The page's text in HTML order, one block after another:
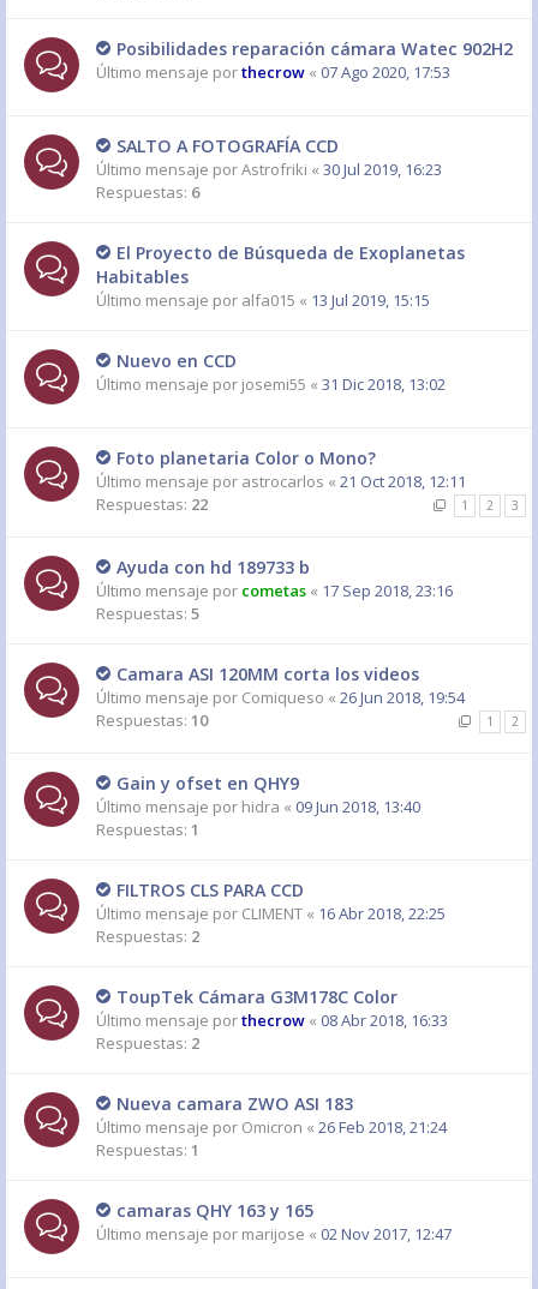
Posibilidades reparación cámara Watec 902H2
Último mensaje porthecrow « 07 Ago 2020, 17:53
SALTO A FOTOGRAFÍA CCD
Último mensaje porAstrofriki « 30 Jul 2019, 16:23
Respuestas: 6
El Proyecto de Búsqueda de Exoplanetas
Habitables
Último mensaje por alfa015 « 13 Jul 2019, 15:15
Nuevo en CCD
Último mensaje por josemi55 « 31 Dic 2018, 13:02
Foto planetaria Color o Mono?
Último mensaje por astrocarlos « 21 Oct 2018, 12:11
Respuestas: 22 1 2 3
Ayuda con hd 189733 b
Último mensaje por cometas « 17 Sep 2018, 23:16
Respuestas: 5
Camara ASI 120MM corta los videos
Último mensaje por Comiqueso « 26 Jun 2018, 19:54
Respuestas: 10 1 2
Gain y ofset en QHY9
Último mensaje por hidra « 09 Jun 2018, 13:40
Respuestas: 1
FILTROS CLS PARA CCD
Último mensaje por CLIMENT « 16 Abr 2018, 22:25
Respuestas: 2
ToupTek Cámara G3M178C Color
Último mensaje porthecrow « 08 Abr 2018, 16:33
Respuestas: 2
Nueva camara ZWO ASI 183
Último mensaje por Omicron « 26 Feb 2018, 21:24
Respuestas: 1
camaras QHY 163 y 165
Último mensaje por marijose « 02 Nov 2017, 12:47